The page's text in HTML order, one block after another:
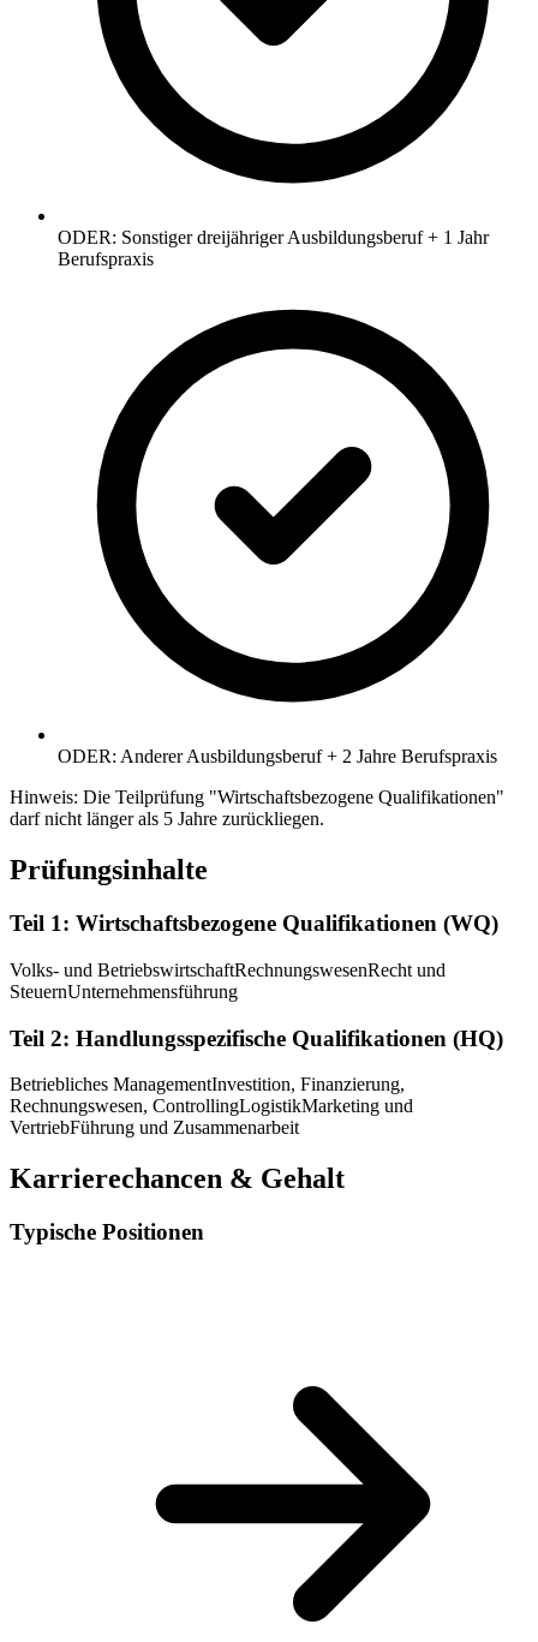
ODER: Sonstiger dreijähriger Ausbildungsberuf + 1 Jahr
Berufspraxis
ODER: Anderer Ausbildungsberuf + 2 Jahre Berufspraxis
Hinweis: Die Teilprüfung "Wirtschaftsbezogene Qualifikationen"
darf nicht länger als 5 Jahre zurückliegen.
Prüfungsinhalte
Teil 1: Wirtschaftsbezogene Qualifikationen (WQ)
Volks- und BetriebswirtschaftRechnungswesenRecht und
SteuernUnternehmensführung
Teil 2: Handlungsspezifische Qualifikationen (HQ)
Betriebliches ManagementInvestition, Finanzierung,
Rechnungswesen, ControllingLogistikMarketing und
VertriebFührung und Zusammenarbeit
Karrierechancen & Gehalt
Typische Positionen